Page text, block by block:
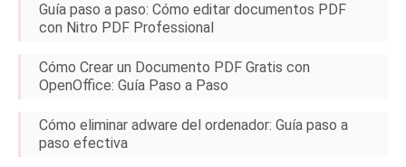
Guía paso a paso: Cómo editar documentos PDF
con Nitro PDF Professional
Cómo Crear un Documento PDF Gratis con
OpenOffice: Guía Paso a Paso
Cómo eliminar adware del ordenador: Guía paso a
paso efectiva